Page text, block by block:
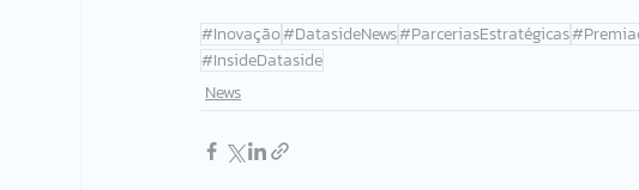
#Inovação#DatasideNews#ParceriasEstratégicas
#InsideDataside
News